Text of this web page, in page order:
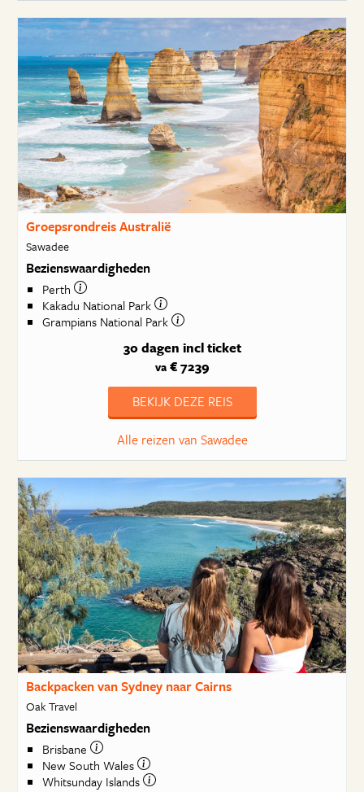
Groepsrondreis Australië
Sawadee
Bezienswaardigheden
Perth
Kakadu National Park
Grampians National Park
30 dagen incl ticket
va€ 7239
BEKIJK DEZE REIS
Alle reizen van Sawadee
Backpacken van Sydney naar Cairns
Oak Travel
Bezienswaardigheden
Brisbane
New South Wales
Whitsunday Islands